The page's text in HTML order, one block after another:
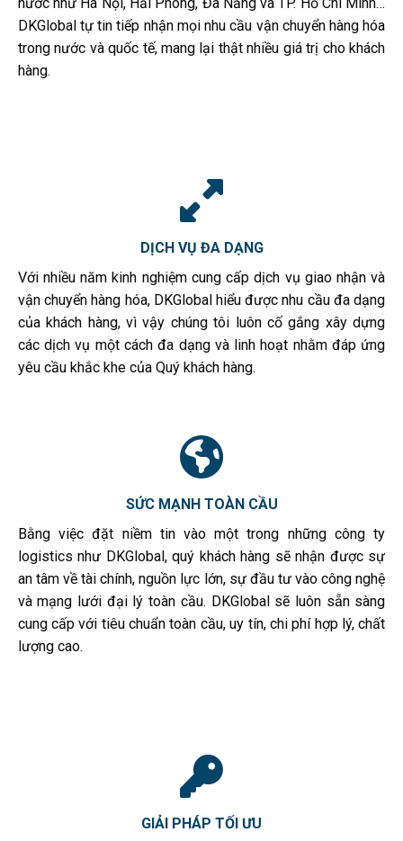
DKGlobal tự tin tiếp nhận mọi nhu cầu vận chuyển hàng hóa
trong nước và quốc tế, mang lại thật nhiều giá trị cho khách
hàng.
DỊCH VỤ ĐA DẠNG
Với nhiều năm kinh nghiệm cung cấp dịch vụ giao nhận và
vận chuyển hàng hóa, DKGlobal hiểu được nhu cầu đa dạng
của khách hàng, vì vậy chúng tôi luôn cố gắng xây dựng
các dịch vụ một cách đa dạng và linh hoạt nhằm đáp ứng
yêu cầu khắc khe của Quý khách hàng.
SỨC MẠNH TOÀN CẦU
Bằng việc đặt niềm tin vào một trong những công ty
logistics như DKGlobal, quý khách hàng sẽ nhận được sự
an tâm về tài chính, nguồn lực lớn, sự đầu tư vào công nghệ
và mạng lưới đại lý toàn cầu. DKGlobal sẽ luôn sẵn sàng
cung cấp với tiêu chuẩn toàn cầu, uy tín, chi phí hợp lý, chất
lượng cao.
GIẢI PHÁP TỐI ƯU